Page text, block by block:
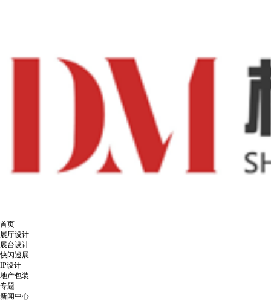
首页
展厅设计
展台设计
快闪巡展
IP设计
地产包装
专题
新闻中心